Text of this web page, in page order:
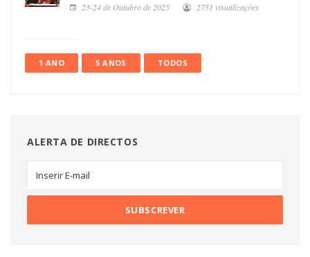
23-24 de Outubro de 2025 2751 visualizações
1 ANO 5 ANOS TODOS
ALERTA DE DIRECTOS